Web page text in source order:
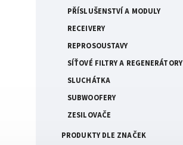
PŘÍSLUŠENSTVÍ A MODULY
RECEIVERY
REPROSOUSTAVY
SÍŤOVÉ FILTRY A REGENERÁTORY
SLUCHÁTKA
SUBWOOFERY
ZESILOVAČE
PRODUKTY DLE ZNAČEK